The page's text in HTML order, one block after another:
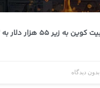
بدون دیدگاه